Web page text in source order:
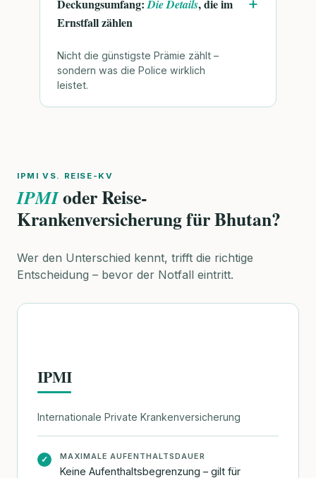
Deckungsumfang:Die Details, die im
Ernstfall zählen
Nicht die günstigste Prämie zählt –
sondern was die Police wirklich
leistet.
IPMI VS. REISE-KV
IPMIoder Reise-
Krankenversicherung für Bhutan?
Wer den Unterschied kennt, trifft die richtige
Entscheidung – bevor der Notfall eintritt.
IPMI
Internationale Private Krankenversicherung
✓ MAXIMALE AUFENTHALTSDAUER
Keine Aufenthaltsbegrenzung – gilt für